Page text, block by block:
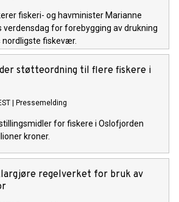
fiskeri- og havminister Marianne
verdensdag for forebygging av drukning
nordligste fiskevær.
støtteordning til flere fiskere i
Pressemelding
for fiskere i Oslofjorden
kroner.
regelverket for bruk av